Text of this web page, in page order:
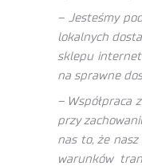
– Jesteśmy
lokalnych
sklepu
na sprawne
– Współpraca
przy
nas to, że
warunków